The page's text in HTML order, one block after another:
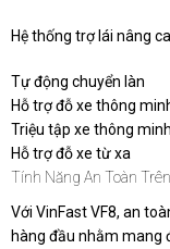
Hệ thống trợ lái nâng
Tự động chuyển làn
Hỗ trợ đỗ xe thông
Triệu tập xe thông minh
Hỗ trợ đỗ xe từ xa
Tính Năng An Toàn
Với VinFast VF8, an
hàng đầu nhằm mang